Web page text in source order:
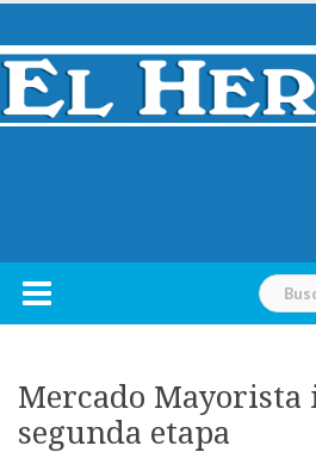
Skip
content
Buscar:
Mercado Mayorista
segunda etapa